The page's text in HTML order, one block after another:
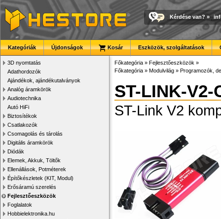
Kérdése van? »
Kategóriák Újdonságok Kosár Eszközök, szolgáltatások
3D nyomtatás
Adathordozók
Ajándékok, ajándékutalványok
Analóg áramkörök
Audiotechnika
Autó HiFi
Biztosítékok
Csatlakozók
Csomagolás és tárolás
Digitális áramkörök
Diódák
Elemek, Akkuk, Töltők
Ellenállások, Potméterek
Építőkészletek (KIT, Modul)
Erősáramú szerelés
Fejlesztőeszközök
Foglalatok
Hobbielektronika.hu
Főkategória » Fejlesztőeszközök »
Főkategória » Modulvilág » Programozók,
ST-LINK-V2-
ST-Link V2